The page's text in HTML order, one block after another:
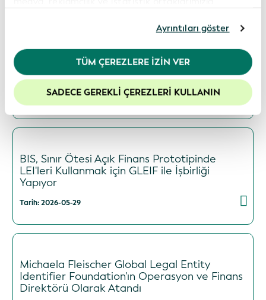
etmeniz durumunda, çerez politikamıza rıza
Gizlilik Politikamız
’ı inceleyiniz.
Web sitemizdeki deneyiminizi geliştirmek için
çerezleri etkin tutmanızı öneririz.
Ayrıntıları göster
TÜM ÇEREZLERE İZIN VER
SADECE GEREKLI ÇEREZLERI KULLANIN
GLEIF ve Global Energy Monitor, Enerji
Varlıklarının Mülkiyetinde Şeffaflığı Artırmak
İçin İşbirliği Yaptı
Tarih: 2026-06-09
BIS, Sınır Ötesi Açık Finans Prototipinde
LEI'leri Kullanmak için GLEIF ile İşbirliği
Yapıyor
Tarih: 2026-05-29
Michaela Fleischer Global Legal Entity
Identifier Foundation'ın Operasyon ve Finans
Direktörü Olarak Atandı